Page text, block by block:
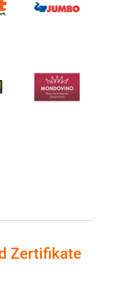
Zertifikate